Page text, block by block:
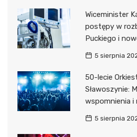
Wiceminister
postępy w
Puckiego i
5 sierpnia
50-lecie
Sławoszynie:
wspomnienia i
5 sierpnia